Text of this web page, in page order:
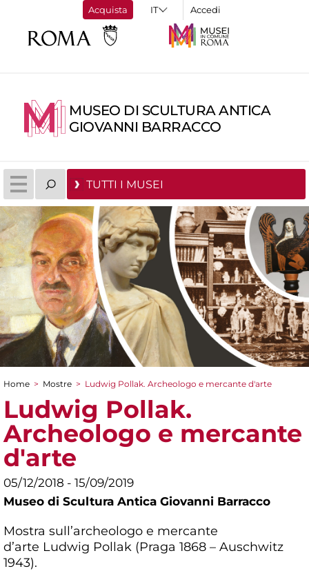
Acquista Accedi
MUSEO DI SCULTURA ANTICA
GIOVANNI BARRACCO
TUTTI I MUSEI
Tu sei qui
Home > Mostre > Ludwig Pollak. Archeologo e mercante d'arte
Ludwig Pollak.
Archeologo e mercante
d'arte
05/12/2018 - 15/09/2019
Museo di Scultura Antica Giovanni Barracco
Mostra sull’archeologo e mercante
d’arte Ludwig Pollak (Praga 1868 – Auschwitz
1943).